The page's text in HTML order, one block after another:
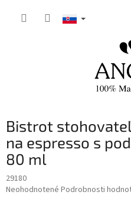
Bistrot
na espresso s
80 ml
29180
Priemerné
Neohodnotené Podrobnosti